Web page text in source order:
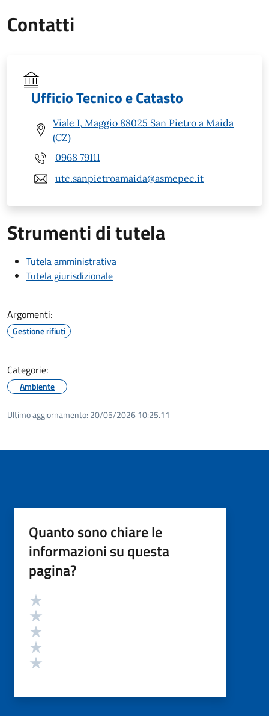
Contatti
Ufficio Tecnico e Catasto
Viale I, Maggio 88025 San Pietro a Maida
(CZ)
0968 79111
utc.sanpietroamaida@asmepec.it
Strumenti di tutela
Tutela amministrativa
Tutela giurisdizionale
Argomenti:
Gestione rifiuti
Categorie:
Ambiente
Ultimo aggiornamento: 20/05/2026 10:25.11
Quanto sono chiare le
informazioni su questa
pagina?
Valutazione